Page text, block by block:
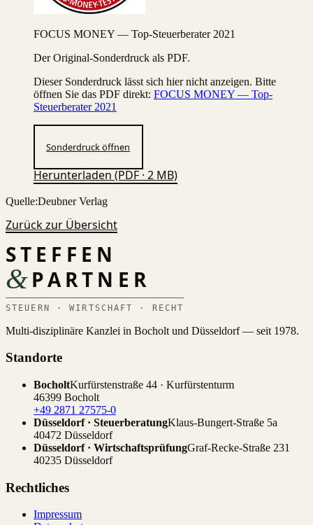
FOCUS MONEY — Top-Steuerberater 2021
Der Original-Sonderdruck als PDF.
Dieser Sonderdruck lässt sich hier nicht anzeigen. Bitte
öffnen Sie das PDF direkt: FOCUS MONEY — Top-
Steuerberater 2021
Sonderdruck öffnen
Herunterladen (PDF · 2 MB)
Quelle:Deubner Verlag
Zurück zur Übersicht
STEFFEN
&PARTNER
STEUERN · WIRTSCHAFT · RECHT
Multi-disziplinäre Kanzlei in Bocholt und Düsseldorf — seit 1978.
Standorte
BocholtKurfürstenstraße 44 · Kurfürstenturm
46399 Bocholt
+49 2871 27575-0
Düsseldorf · SteuerberatungKlaus-Bungert-Straße 5a
40472 Düsseldorf
Düsseldorf · WirtschaftsprüfungGraf-Recke-Straße 231
40235 Düsseldorf
Rechtliches
Impressum